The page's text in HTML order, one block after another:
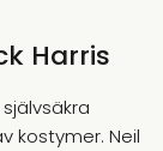
Harris
kostymer. Neil